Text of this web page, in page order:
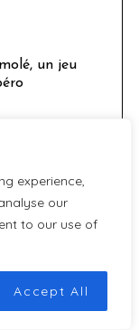
experience,
our
to our use of
Accept All
un jeu